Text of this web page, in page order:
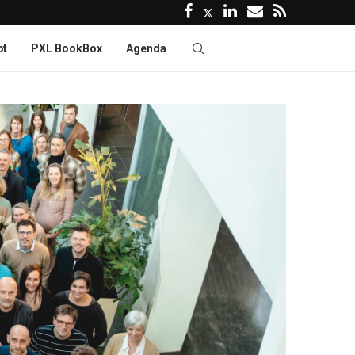
PXL BookBox Agenda